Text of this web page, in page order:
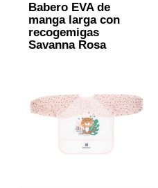
Babero ЕVA de
manga larga con
recogemigas
Savanna Rosa